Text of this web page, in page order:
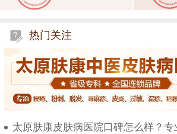
热门关注
太原肤康皮肤病医院口碑怎么样？专